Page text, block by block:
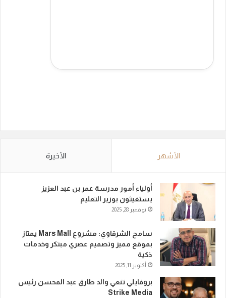
الأشهر الأخيرة
أولياء أمور مدرسة عمر بن عبد العزيز
يستغيثون بوزير التعليم
نوفمبر 28, 2025
سامح الشرقاوي: مشروع Mars Mall يمتاز
بموقع مميز وتصميم عصري مبتكر وخدمات
ذكية
أكتوبر 11, 2025
بروفايلي تنعي والد طارق عبد المحسن رئيس
Strike Media